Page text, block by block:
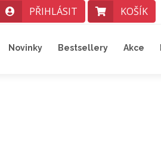
PŘIHLÁSIT KOŠÍK
Novinky Bestsellery Akce